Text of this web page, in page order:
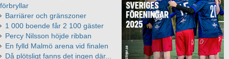
förbryllar
Barriärer och gränszoner
1 000 boende får 2 100 gäster
Percy Nilsson höjde ribban
En fylld Malmö arena vid finalen
Då plötsligt fanns det ingen där...